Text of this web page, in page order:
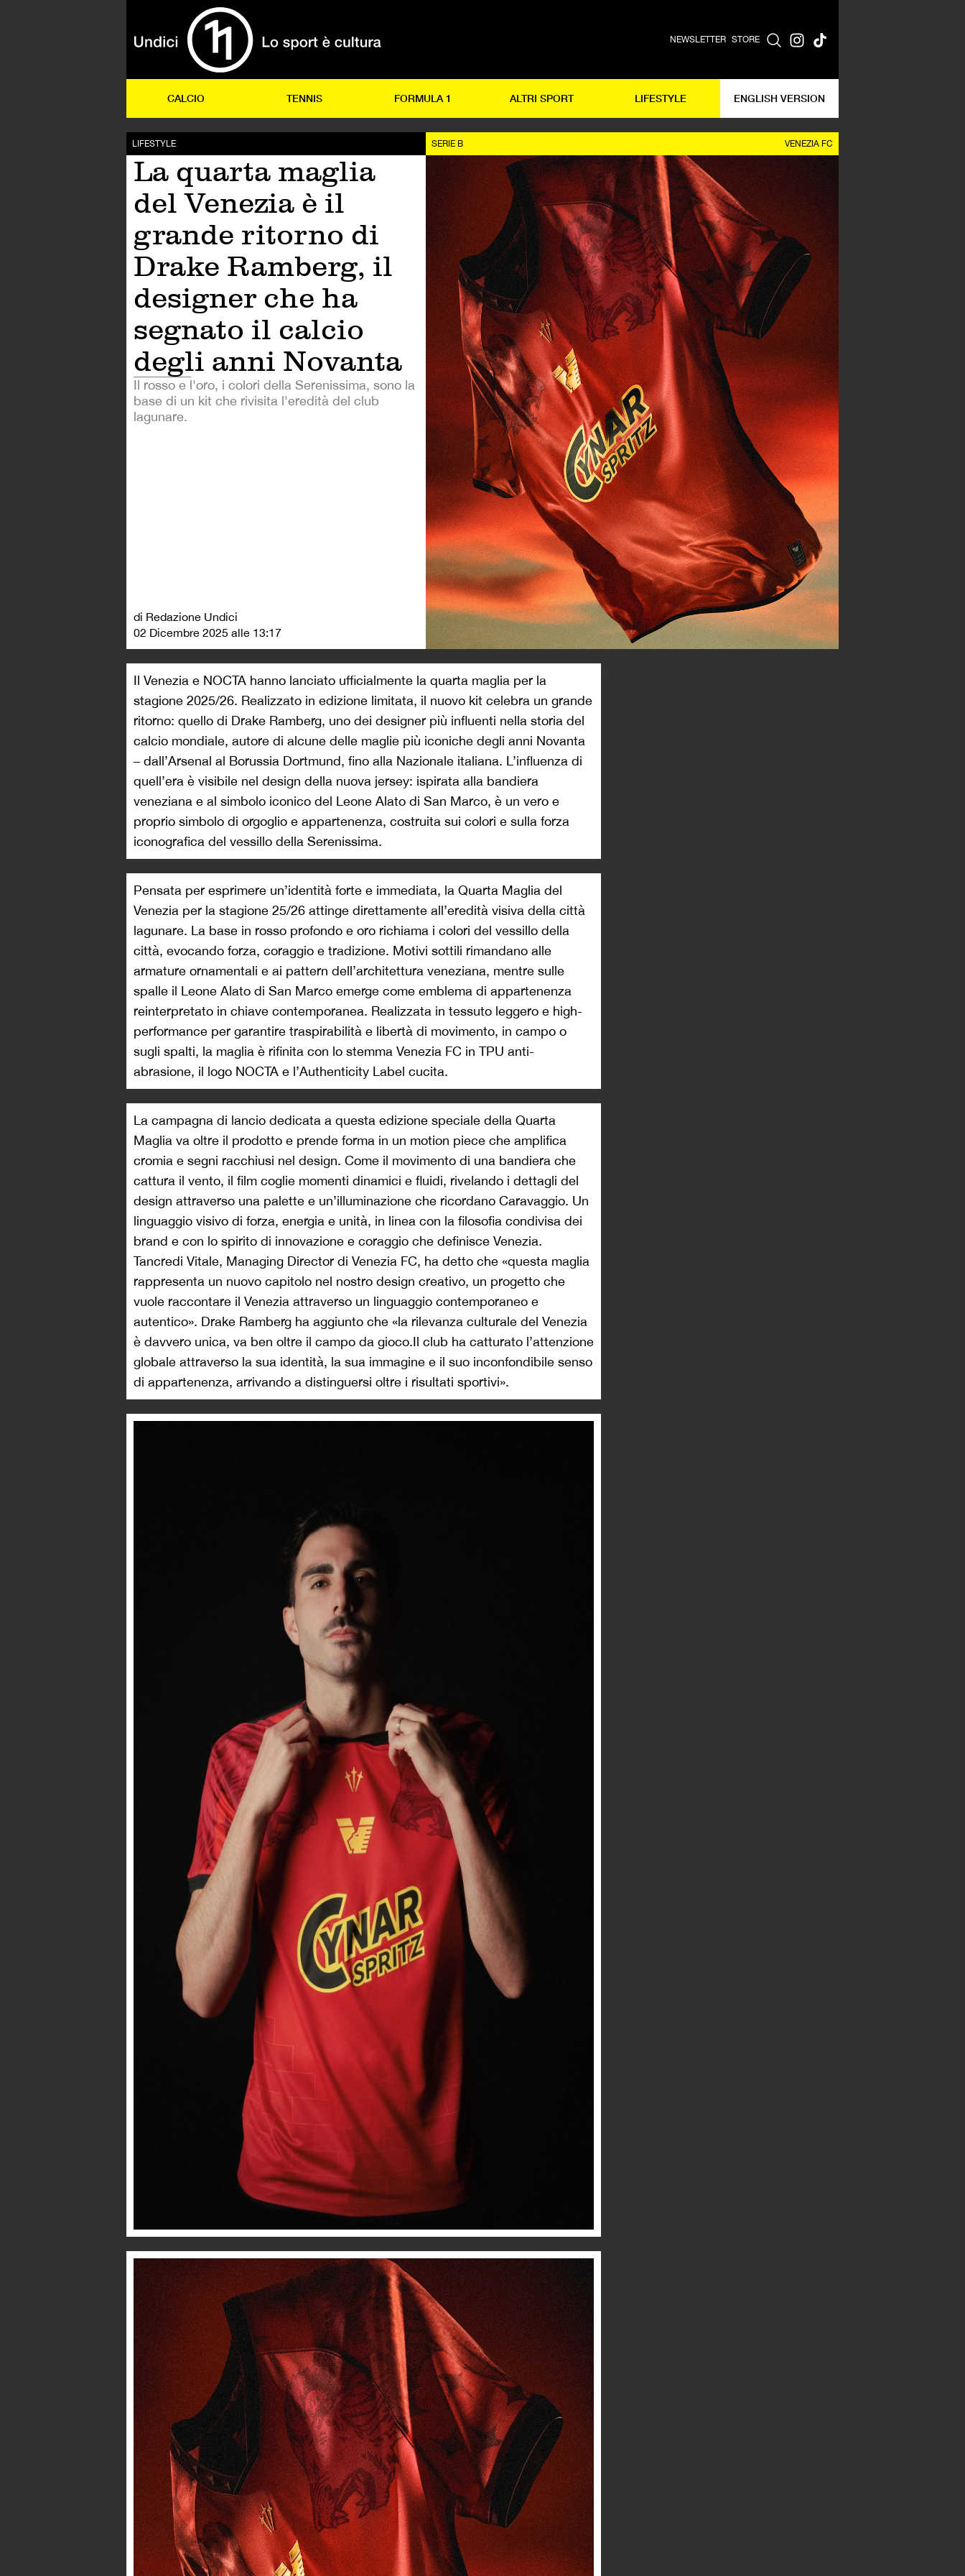
NEWSLETTER STORE
CALCIO TENNIS FORMULA 1 ALTRI SPORT LIFESTYLE ENGLISH VERSION
LIFESTYLE
La quarta maglia
del Venezia è il
grande ritorno di
Drake Ramberg, il
designer che ha
segnato il calcio
degli anni Novanta
Il rosso e l'oro, i colori della Serenissima, sono la
base di un kit che rivisita l'eredità del club
lagunare.
di Redazione Undici
02 Dicembre 2025 alle 13:17
SERIE B VENEZIA FC
Il Venezia e NOCTA hanno lanciato ufficialmente la quarta maglia per la
stagione 2025/26. Realizzato in edizione limitata, il nuovo kit celebra un grande
ritorno: quello di Drake Ramberg, uno dei designer più influenti nella storia del
calcio mondiale, autore di alcune delle maglie più iconiche degli anni Novanta
– dall’Arsenal al Borussia Dortmund, fino alla Nazionale italiana. L’influenza di
quell’era è visibile nel design della nuova jersey: ispirata alla bandiera
veneziana e al simbolo iconico del Leone Alato di San Marco, è un vero e
proprio simbolo di orgoglio e appartenenza, costruita sui colori e sulla forza
iconografica del vessillo della Serenissima.
Pensata per esprimere un’identità forte e immediata, la Quarta Maglia del
Venezia per la stagione 25/26 attinge direttamente all’eredità visiva della città
lagunare. La base in rosso profondo e oro richiama i colori del vessillo della
città, evocando forza, coraggio e tradizione. Motivi sottili rimandano alle
armature ornamentali e ai pattern dell’architettura veneziana, mentre sulle
spalle il Leone Alato di San Marco emerge come emblema di appartenenza
reinterpretato in chiave contemporanea. Realizzata in tessuto leggero e high-
performance per garantire traspirabilità e libertà di movimento, in campo o
sugli spalti, la maglia è rifinita con lo stemma Venezia FC in TPU anti-
abrasione, il logo NOCTA e l’Authenticity Label cucita.
La campagna di lancio dedicata a questa edizione speciale della Quarta
Maglia va oltre il prodotto e prende forma in un motion piece che amplifica
cromia e segni racchiusi nel design. Come il movimento di una bandiera che
cattura il vento, il film coglie momenti dinamici e fluidi, rivelando i dettagli del
design attraverso una palette e un’illuminazione che ricordano Caravaggio. Un
linguaggio visivo di forza, energia e unità, in linea con la filosofia condivisa dei
brand e con lo spirito di innovazione e coraggio che definisce Venezia.
Tancredi Vitale, Managing Director di Venezia FC, ha detto che «questa maglia
rappresenta un nuovo capitolo nel nostro design creativo, un progetto che
vuole raccontare il Venezia attraverso un linguaggio contemporaneo e
autentico». Drake Ramberg ha aggiunto che «la rilevanza culturale del Venezia
è davvero unica, va ben oltre il campo da gioco.Il club ha catturato l’attenzione
globale attraverso la sua identità, la sua immagine e il suo inconfondibile senso
di appartenenza, arrivando a distinguersi oltre i risultati sportivi».